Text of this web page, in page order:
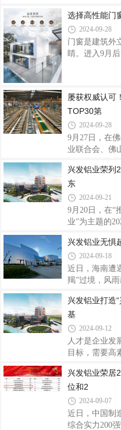
趋势变局而成
领、匠心智造
放”为主题。
全球促发展，
30,D13-14诚
观，交流创新
智能化、可循
家和
选择高性能门
2024-09-28
门窗是建筑外
睛。进入9月
验。·
美好门窗的性
具备良好的硬
下保持稳定，
统门窗选用优
屡获权威认可
TOP30第
2024-09-28
9月27日，在
业联合会、佛
TOP30、科技
式发布。兴发
14位、科技创
位。兴发铝业
名品牌上市企
牌，积极开拓
保持业绩平稳
好的社会形
兴发铝业荣列
东
2024-09-21
9月20日，在“
业”为主题的
500强及行业
榜单荣列第
列第63位，再
解，广东企业
企业联合会的
协会的大力支
年企业营业收
兴发铝业无惧
2024-09-18
近日，海南遭
羯”过境，风
根拔起，多台
损失近600亿
成为建国以来
时最大风力在
售布局的其中
掉落。在放眼
硬品质，此次
兴发铝业打造
基
2024-09-12
人才是企业发
目标，需要高
的关键。兴发
次、高素质的
强劲动力，赢
以来，兴发铝
胜”的经营宗
兴发铝业荣居
位和2
2024-09-07
近日，中国制
综合实力200